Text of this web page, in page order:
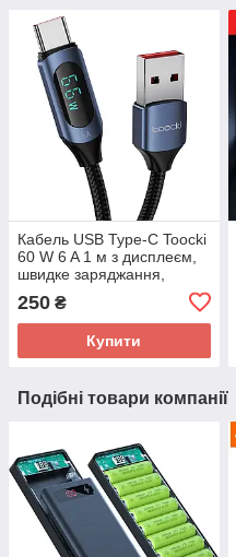
Кабель USB Type-C Toocki
60 W 6 A 1 м з дисплеєм,
швидке заряджання,
250 ₴
Купити
Подібні товари компанії